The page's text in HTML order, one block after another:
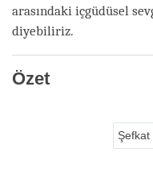
arasındaki içgüdüsel
diyebiliriz.
Özet
Şefkat